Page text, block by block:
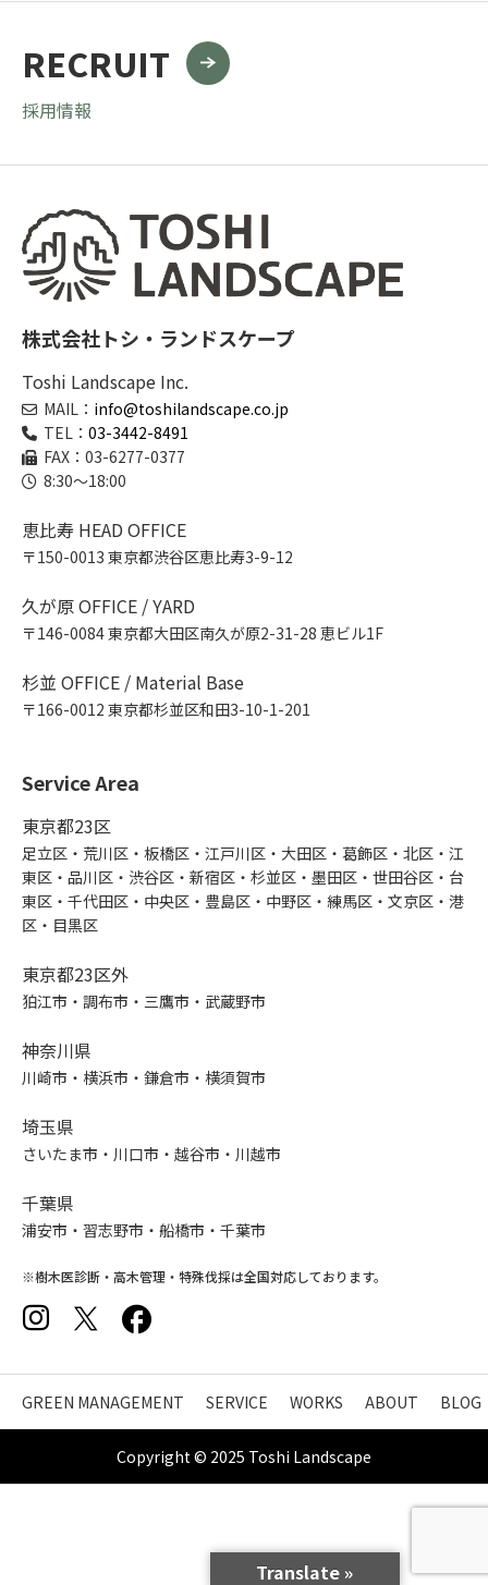
RECRUIT
採用情報
株式会社トシ・ランドスケープ
Toshi Landscape Inc.
MAIL： info@toshilandscape.co.jp
TEL： 03-3442-8491
FAX：03-6277-0377
8:30～18:00
恵比寿 HEAD OFFICE
〒150-0013 東京都渋谷区恵比寿3-9-12
久が原 OFFICE / YARD
〒146-0084 東京都大田区南久が原2-31-28 恵ビル1F
杉並 OFFICE / Material Base
〒166-0012 東京都杉並区和田3-10-1-201
Service Area
東京都23区
足立区・荒川区・板橋区・江戸川区・大田区・葛飾区・北区・江
東区・品川区・渋谷区・新宿区・杉並区・墨田区・世田谷区・台
東区・千代田区・中央区・豊島区・中野区・練馬区・文京区・港
区・目黒区
東京都23区外
狛江市・調布市・三鷹市・武蔵野市
神奈川県
川崎市・横浜市・鎌倉市・横須賀市
埼玉県
さいたま市・川口市・越谷市・川越市
千葉県
浦安市・習志野市・船橋市・千葉市
※樹木医診断・高木管理・特殊伐採は全国対応しております。
GREEN MANAGEMENT SERVICE WORKS ABOUT BLOG
Copyright © 2025 Toshi Landscape
Translate »